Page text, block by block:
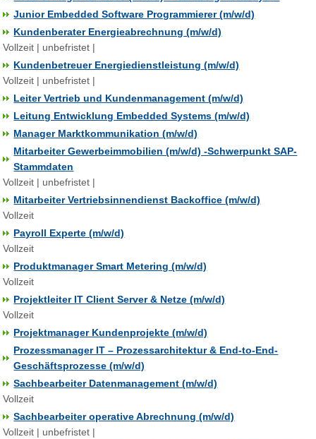
Junior Embedded Software Programmierer (m/w/d)
Kundenberater Energieabrechnung (m/w/d)
Vollzeit | unbefristet |
Kundenbetreuer Energiedienstleistung (m/w/d)
Vollzeit | unbefristet |
Leiter Vertrieb und Kundenmanagement (m/w/d)
Leitung Entwicklung Embedded Systems (m/w/d)
Manager Marktkommunikation (m/w/d)
Mitarbeiter Gewerbeimmobilien (m/w/d) -Schwerpunkt SAP-
Stammdaten
Vollzeit | unbefristet |
Mitarbeiter Vertriebsinnendienst Backoffice (m/w/d)
Vollzeit
Payroll Experte (m/w/d)
Vollzeit
Produktmanager Smart Metering (m/w/d)
Vollzeit
Projektleiter IT Client Server & Netze (m/w/d)
Vollzeit
Projektmanager Kundenprojekte (m/w/d)
Prozessmanager IT – Prozessarchitektur & End-to-End-
Geschäftsprozesse (m/w/d)
Sachbearbeiter Datenmanagement (m/w/d)
Vollzeit
Sachbearbeiter operative Abrechnung (m/w/d)
Vollzeit | unbefristet |